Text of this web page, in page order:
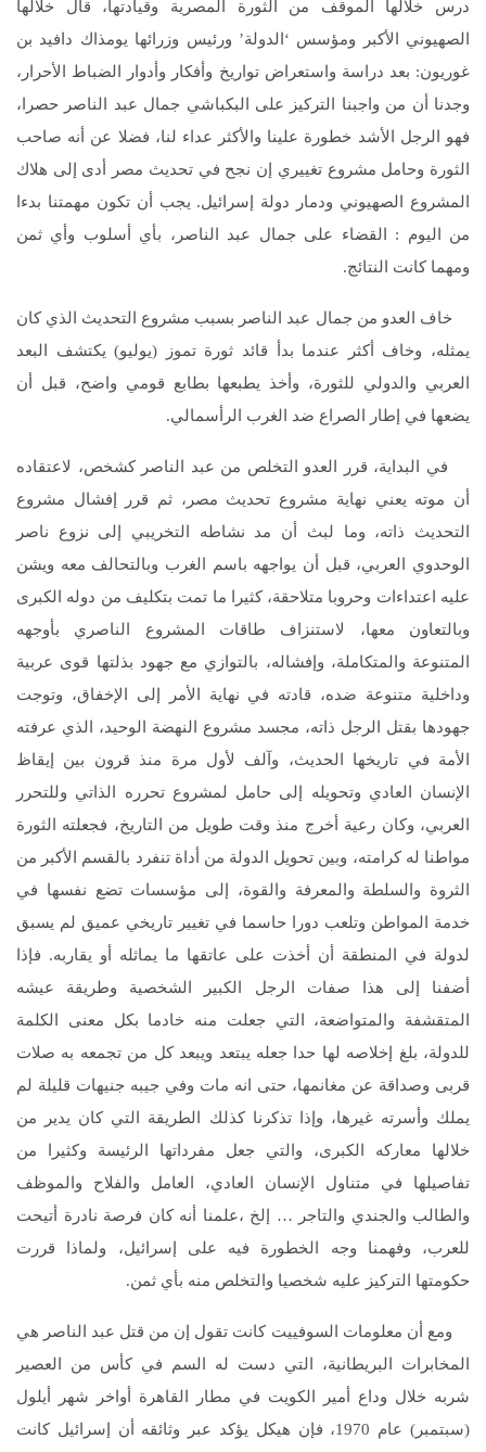
درس خلالها الموقف من الثورة المصرية وقيادتها، قال خلالها
الصهيوني الأكبر ومؤسس ‘الدولة’ ورئيس وزرائها يومذاك دافيد بن
غوريون: بعد دراسة واستعراض تواريخ وأفكار وأدوار الضباط الأحرار،
وجدنا أن من واجبنا التركيز على البكباشي جمال عبد الناصر حصرا،
فهو الرجل الأشد خطورة علينا والأكثر عداء لنا، فضلا عن أنه صاحب
الثورة وحامل مشروع تغييري إن نجح في تحديث مصر أدى إلى هلاك
المشروع الصهيوني ودمار دولة إسرائيل. يجب أن تكون مهمتنا بدءا
من اليوم : القضاء على جمال عبد الناصر، بأي أسلوب وأي ثمن
ومهما كانت النتائج.
خاف العدو من جمال عبد الناصر بسبب مشروع التحديث الذي كان
يمثله، وخاف أكثر عندما بدأ قائد ثورة تموز (يوليو) يكتشف البعد
العربي والدولي للثورة، وأخذ يطبعها بطابع قومي واضح، قبل أن
يضعها في إطار الصراع ضد الغرب الرأسمالي.
في البداية، قرر العدو التخلص من عبد الناصر كشخص، لاعتقاده
أن موته يعني نهاية مشروع تحديث مصر، ثم قرر إفشال مشروع
التحديث ذاته، وما لبث أن مد نشاطه التخريبي إلى نزوع ناصر
الوحدوي العربي، قبل أن يواجهه باسم الغرب وبالتحالف معه ويشن
عليه اعتداءات وحروبا متلاحقة، كثيرا ما تمت بتكليف من دوله الكبرى
وبالتعاون معها، لاستنزاف طاقات المشروع الناصري بأوجهه
المتنوعة والمتكاملة، وإفشاله، بالتوازي مع جهود بذلتها قوى عربية
وداخلية متنوعة ضده، قادته في نهاية الأمر إلى الإخفاق، وتوجت
جهودها بقتل الرجل ذاته، مجسد مشروع النهضة الوحيد، الذي عرفته
الأمة في تاريخها الحديث، وآلف لأول مرة منذ قرون بين إيقاظ
الإنسان العادي وتحويله إلى حامل لمشروع تحرره الذاتي وللتحرر
العربي، وكان رعية أخرج منذ وقت طويل من التاريخ، فجعلته الثورة
مواطنا له كرامته، وبين تحويل الدولة من أداة تنفرد بالقسم الأكبر من
الثروة والسلطة والمعرفة والقوة، إلى مؤسسات تضع نفسها في
خدمة المواطن وتلعب دورا حاسما في تغيير تاريخي عميق لم يسبق
لدولة في المنطقة أن أخذت على عاتقها ما يماثله أو يقاربه. فإذا
أضفنا إلى هذا صفات الرجل الكبير الشخصية وطريقة عيشه
المتقشفة والمتواضعة، التي جعلت منه خادما بكل معنى الكلمة
للدولة، بلغ إخلاصه لها حدا جعله يبتعد ويبعد كل من تجمعه به صلات
قربى وصداقة عن مغانمها، حتى انه مات وفي جيبه جنيهات قليلة لم
يملك وأسرته غيرها، وإذا تذكرنا كذلك الطريقة التي كان يدير من
خلالها معاركه الكبرى، والتي جعل مفرداتها الرئيسة وكثيرا من
تفاصيلها في متناول الإنسان العادي، العامل والفلاح والموظف
والطالب والجندي والتاجر … إلخ ،علمنا أنه كان فرصة نادرة أتيحت
للعرب، وفهمنا وجه الخطورة فيه على إسرائيل، ولماذا قررت
حكومتها التركيز عليه شخصيا والتخلص منه بأي ثمن.
ومع أن معلومات السوفييت كانت تقول إن من قتل عبد الناصر هي
المخابرات البريطانية، التي دست له السم في كأس من العصير
شربه خلال وداع أمير الكويت في مطار القاهرة أواخر شهر أيلول
(سبتمبر) عام 1970، فإن هيكل يؤكد عبر وثائقه أن إسرائيل كانت